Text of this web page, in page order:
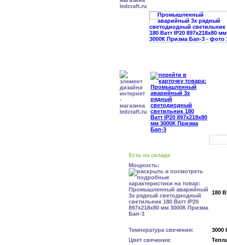
Есть на складе
Мощность:
180
Температура свечения:
3000
Цвет свечения: